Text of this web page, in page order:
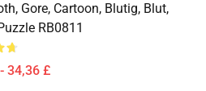
Gore, Cartoon, Blutig, Blut,
RB0811
34,36 £